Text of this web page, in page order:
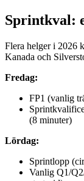
Sprintkval:
Flera helger i 2026
Kanada och
Fredag:
FP1 (vanlig
(8 minuter)
Lördag:
Sprintlopp
Vanlig Q1/